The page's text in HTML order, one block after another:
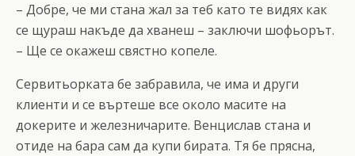
– Добре, че ми стана жал за теб като те видях как
се щураш накъде да хванеш – заключи шофьорът.
– Ще се окажеш свястно копеле.
Сервитьорката бе забравила, че има и други
клиенти и се въртеше все около масите на
докерите и железничарите. Венцислав стана и
отиде на бара сам да купи бирата. Тя бе прясна,